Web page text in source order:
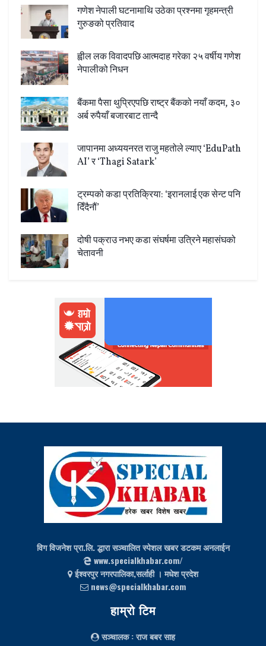
गणेश नेपाली घटनामाथि उठेका प्रश्नमा गृहमन्त्री
गुरुङको प्रतिवाद
ह्वील लक विवादपछि आत्मदाह गरेका २५ वर्षीय गणेश
नेपालीको निधन
बैंकमा पैसा थुप्रिएपछि राष्ट्र बैंकको नयाँ कदम, ३०
अर्ब रुपैयाँ बजारबाट तान्दै
जापानमा अध्ययनरत राजु महतोले ल्याए ‘EduPath
AI’ र ‘Thagi Satark’
ट्रम्पको कडा प्रतिक्रिया: ‘इरानलाई एक सेन्ट पनि
दिँदैनौं’
दोषी पक्राउ नभए कडा संघर्षमा उत्रिने महासंघको
चेतावनी
विग विजनेश प्रा.लि. द्धारा सञ्चालित स्पेशल खबर डटकम अनलाईन
www.specialkhabar.com/
ईश्‍वरपुर नगरपालिका,सर्लाही । मधेश प्रदेश
news@specialkhabar.com
हाम्रो टिम
सञ्चालक: राज बबर साह